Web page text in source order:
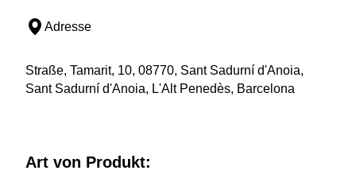
Adresse
Straße, Tamarit, 10, 08770, Sant Sadurní d'Anoia,
Sant Sadurní d'Anoia, L'Alt Penedès, Barcelona
Art von Produkt: